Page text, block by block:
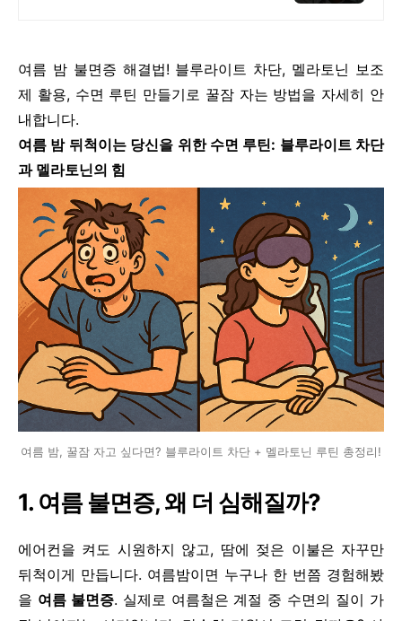
여름 밤 불면증 해결법! 블루라이트 차단, 멜라토닌 보조
제 활용, 수면 루틴 만들기로 꿀잠 자는 방법을 자세히 안
내합니다.
여름 밤 뒤척이는 당신을 위한 수면 루틴: 블루라이트 차단
과 멜라토닌의 힘
여름 밤, 꿀잠 자고 싶다면? 블루라이트 차단 + 멜라토닌 루틴 총정리!
1. 여름 불면증, 왜 더 심해질까?
에어컨을 켜도 시원하지 않고, 땀에 젖은 이불은 자꾸만
뒤척이게 만듭니다. 여름밤이면 누구나 한 번쯤 경험해봤
을 여름 불면증. 실제로 여름철은 계절 중 수면의 질이 가